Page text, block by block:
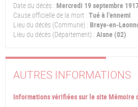
Date du décès : Mercredi 19 septembre
Cause officielle de la mort : Tué à l'ennemi
Lieu du décès (Commune) : Braye-en-
Lieu du décès (Département) : Aisne (02)
AUTRES INFORMATIONS
Informations vérifiées sur le site Mémoire